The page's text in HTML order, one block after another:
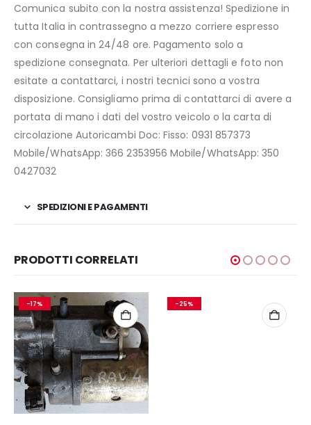
Comunica subito con la nostra assistenza! Spedizione in
tutta Italia in contrassegno a mezzo corriere espresso
con consegna in 24/48 ore. Pagamento solo a
spedizione consegnata. Per ulteriori dettagli e foto non
esitate a contattarci, i nostri tecnici sono a vostra
disposizione. Consigliamo prima di contattarci di avere a
portata di mano i dati del vostro veicolo o la carta di
circolazione Autoricambi Doc: Fisso: 0931 857373
Mobile/WhatsApp: 366 2353956 Mobile/WhatsApp: 350
0427032
SPEDIZIONI E PAGAMENTI
PRODOTTI CORRELATI
-17% -25%